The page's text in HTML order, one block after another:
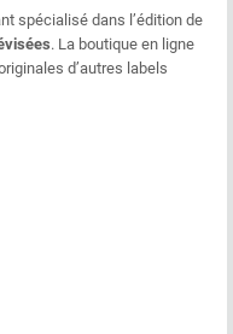
spécialisé dans l’édition de
. La boutique en ligne
d’autres labels